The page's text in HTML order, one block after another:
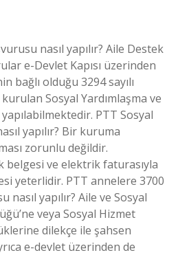
nasıl yapılır? Aile Destek
e-Devlet Kapısı üzerinden
bağlı olduğu 3294 sayılı
Sosyal Yardımlaşma ve
yapılabilmektedir. PTT Sosyal
yapılır? Bir kuruma
zorunlu değildir.
belgesi ve elektrik faturasıyla
yeterlidir. PTT annelere 3700
nasıl yapılır? Aile ve Sosyal
veya Sosyal Hizmet
dilekçe ile şahsen
e-devlet üzerinden de